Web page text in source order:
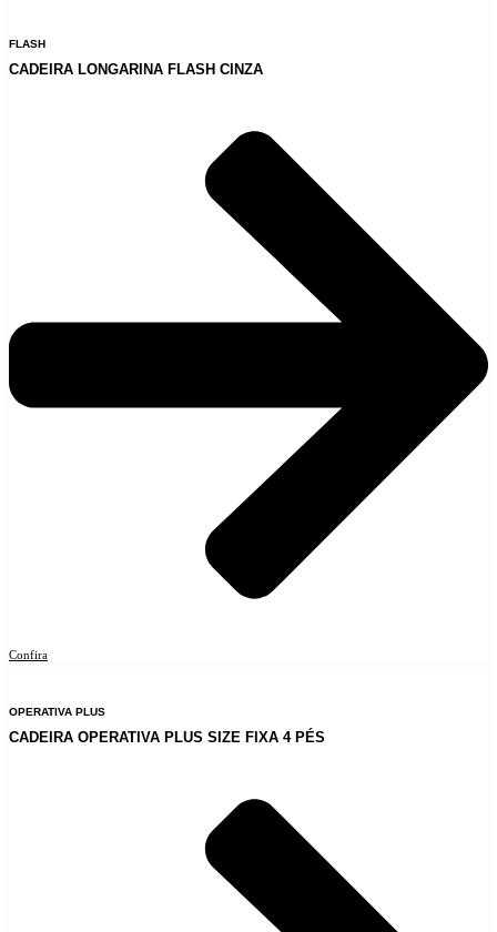
FLASH
CADEIRA LONGARINA FLASH CINZA
Confira
OPERATIVA PLUS
CADEIRA OPERATIVA PLUS SIZE FIXA 4 PÉS